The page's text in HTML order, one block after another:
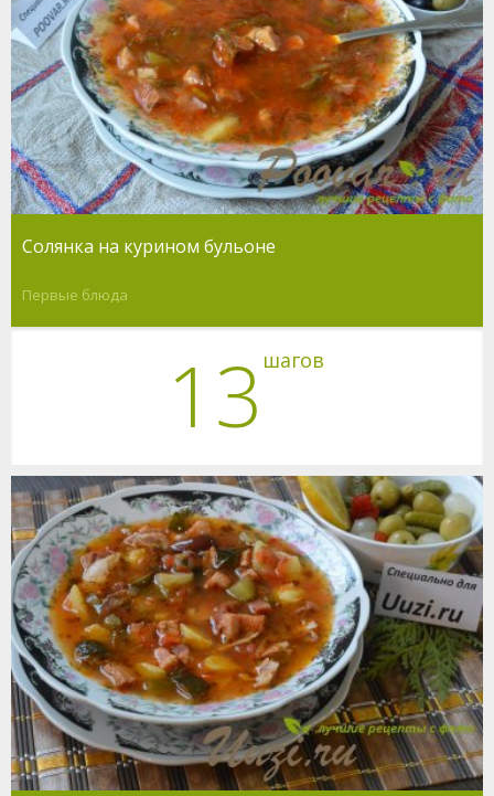
Солянка на курином бульоне
Первые блюда
13 шагов